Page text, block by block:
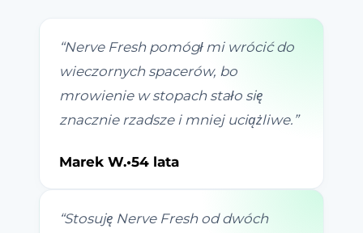
“Nerve Fresh pomógł mi wrócić do
wieczornych spacerów, bo
mrowienie w stopach stało się
znacznie rzadsze i mniej uciążliwe. ”
Marek W.•54 lata
“Stosuję Nerve Fresh od dwóch